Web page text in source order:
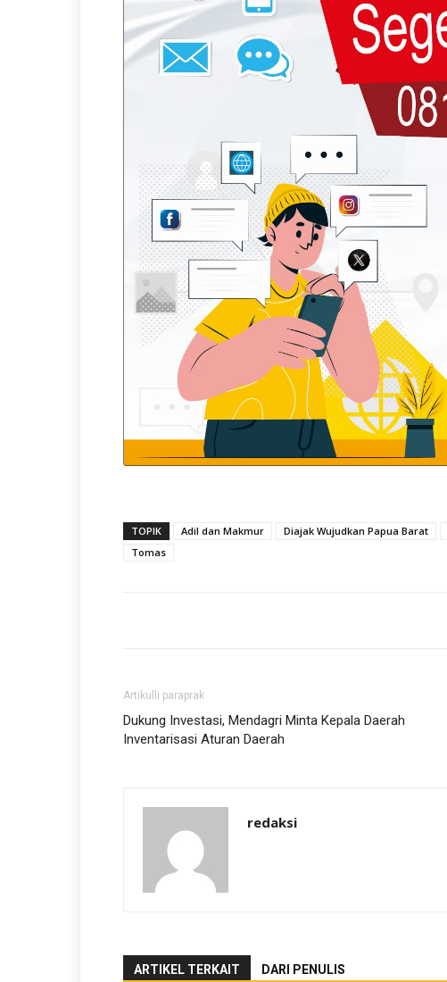
TOPIK Adil dan Makmur Diajak Wujudkan Papua Barat
Tomas
Artikulli paraprak
Dukung Investasi, Mendagri Minta Kepala Daerah
Inventarisasi Aturan Daerah
redaksi
ARTIKEL TERKAIT DARI PENULIS